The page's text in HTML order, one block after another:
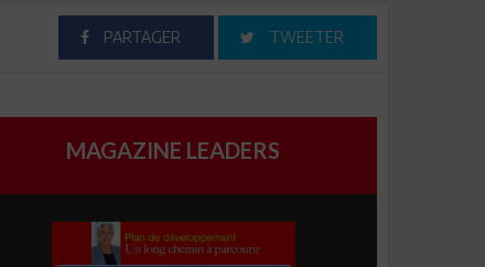
PARTAGER TWEETER
MAGAZINE LEADERS